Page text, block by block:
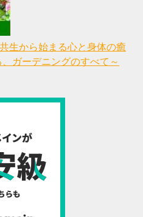
生から始まる心と身体の癒
ガーデニングのすべて～